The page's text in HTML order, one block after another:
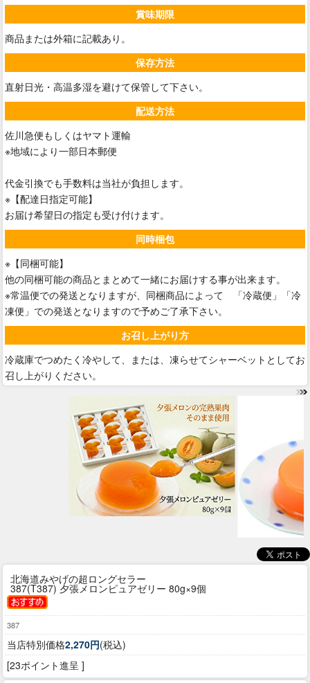
賞味期限
商品または外箱に記載あり。
保存方法
直射日光・高温多湿を避けて保管して下さい。
配送方法
佐川急便もしくはヤマト運輸
※地域により一部日本郵便
代金引換でも手数料は当社が負担します。
※【配達日指定可能】
お届け希望日の指定も受け付けます。
同時梱包
※【同梱可能】
他の同梱可能の商品とまとめて一緒にお届けする事が出来ます。
※常温便での発送となりますが、同梱商品によって 「冷蔵便」「冷
凍便」での発送となりますので予めご了承下さい。
お召し上がり方
冷蔵庫でつめたく冷やして、または、凍らせてシャーベットとしてお
召し上がりください。
北海道みやげの超ロングセラー
387(T387) 夕張メロンピュアゼリー 80g×9個
387
当店特別価格2,270円(税込)
[23ポイント進呈 ]